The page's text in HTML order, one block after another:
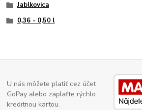
Jablkovica
0,36 - 0,50 l
U nás môžete platiť cez účet
GoPay alebo zaplaťte rýchlo
kreditnou kartou.